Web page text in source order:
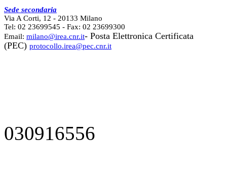
Sede secondaria
Via A Corti, 12 - 20133 Milano
Tel: 02 23699545 - Fax: 02 23699300
Email: milano@irea.cnr.it- Posta Elettronica Certificata
(PEC) protocollo.irea@pec.cnr.it
030916556